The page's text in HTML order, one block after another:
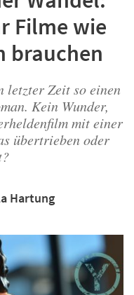
Filme wie
brauchen
letzter Zeit so einen
Kein Wunder,
mit einer
übertrieben oder
Hartung